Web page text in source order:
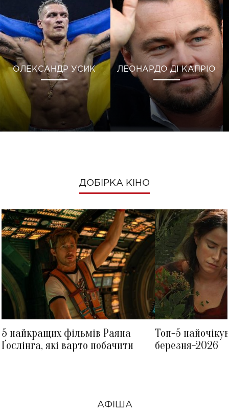
ОЛЕКСАНДР УСИК ЛЕОНАРДО ДІ КАПРІО
ДОБІРКА КІНО
5 найкращих фільмів Раяна
Ґослінга, які варто побачити
Топ-5
березня-2026
АФІША